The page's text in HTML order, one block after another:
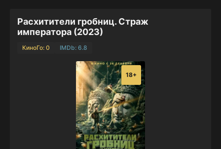
Расхитители гробниц. Страж
императора (2023)
КиноГо: 0 IMDb: 6.8
18+